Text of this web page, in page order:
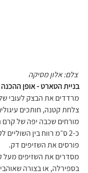
צלם: אלון מסיקה
בניית הטארט - אופן ההכנה
צלחת קטנה, חותכים
מורחים שכבה יפה של קרם
כ-2 ס״מ רווח בין השוליים לקרם.
פורסים את השזיפים דק.
מסדרים את השזיפים מעל
בספירלה, או בצורה